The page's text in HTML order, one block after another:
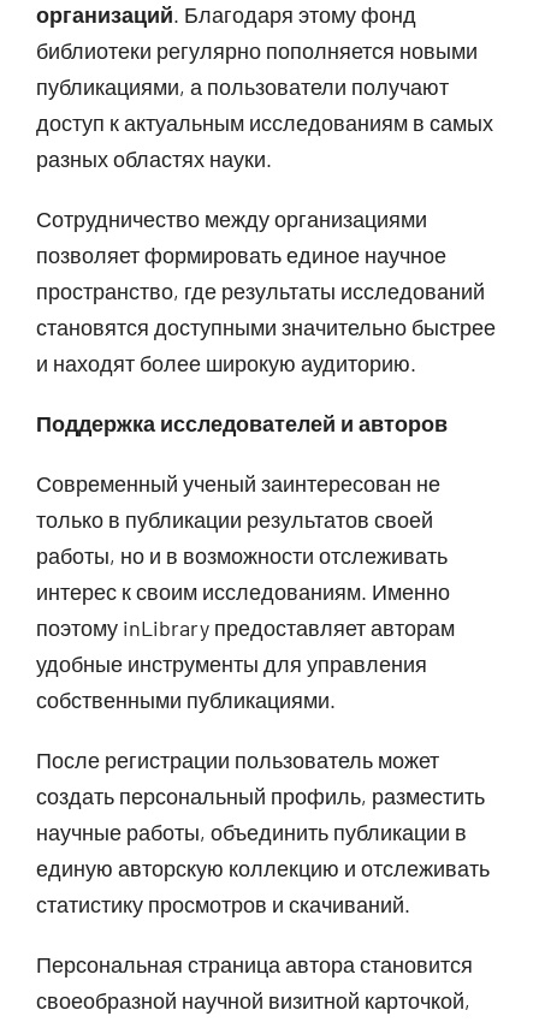
организаций. Благодаря этому фонд
библиотеки регулярно пополняется новыми
публикациями, а пользователи получают
доступ к актуальным исследованиям в самых
разных областях науки.
Сотрудничество между организациями
позволяет формировать единое научное
пространство, где результаты исследований
становятся доступными значительно быстрее
и находят более широкую аудиторию.
Поддержка исследователей и авторов
Современный ученый заинтересован не
только в публикации результатов своей
работы, но и в возможности отслеживать
интерес к своим исследованиям. Именно
поэтому inLibrary предоставляет авторам
удобные инструменты для управления
собственными публикациями.
После регистрации пользователь может
создать персональный профиль, разместить
научные работы, объединить публикации в
единую авторскую коллекцию и отслеживать
статистику просмотров и скачиваний.
Персональная страница автора становится
своеобразной научной визитной карточкой,